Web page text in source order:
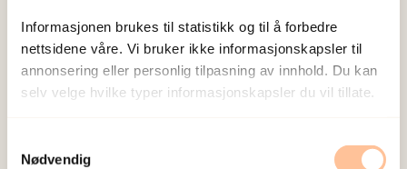
Informasjonen brukes til statistikk og til å forbedre
nettsidene våre. Vi bruker ikke informasjonskapsler til
annonsering eller personlig tilpasning av innhold. Du kan
selv velge hvilke typer informasjonskapsler du vil tillate.
Nødvendig